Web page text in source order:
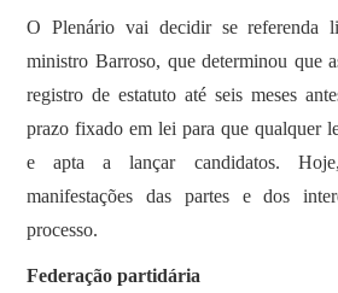
O Plenário vai decidir se referenda
ministro Barroso, que determinou que
registro de estatuto até seis meses
prazo fixado em lei para que qualquer
e apta a lançar candidatos.
manifestações das partes e dos
processo.
Federação partidária